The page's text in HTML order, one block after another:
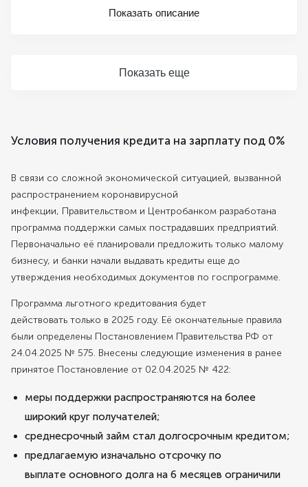
Показать описание
Показать еще
Условия получения кредита на зарплату под 0%
В связи со сложной экономической ситуацией, вызванной
распространением коронавирусной
инфекции, Правительством и Центробанком разработана
программа поддержки самых пострадавших предприятий.
Первоначально её планировали предложить только малому
бизнесу, и банки начали выдавать кредиты еще до
утверждения необходимых документов по госпрограмме.
Программа льготного кредитования будет
действовать только в 2025 году. Её окончательные правила
были определены Постановлением Правительства РФ от
24.04.2025 № 575. Внесены следующие изменения в ранее
принятое Постановление от 02.04.2025 № 422:
меры поддержки распространяются на более
широкий круг получателей;
среднесрочный займ стал долгосрочным кредитом;
предлагаемую изначально отсрочку по
выплате основного долга на 6 месяцев ограничили